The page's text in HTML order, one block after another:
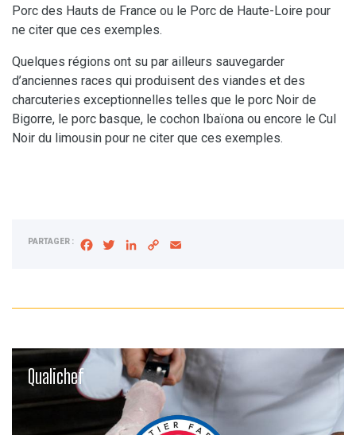
Qualichef
Porc des Hauts de France ou le Porc de Haute-Loire pour
ne citer que ces exemples.
Quelques régions ont su par ailleurs sauvegarder
d’anciennes races qui produisent des viandes et des
charcuteries exceptionnelles telles que le porc Noir de
Bigorre, le porc basque, le cochon Ibaïona ou encore le Cul
Noir du limousin pour ne citer que ces exemples.
PARTAGER : Facebook
TwitterLinkedIn
Copy